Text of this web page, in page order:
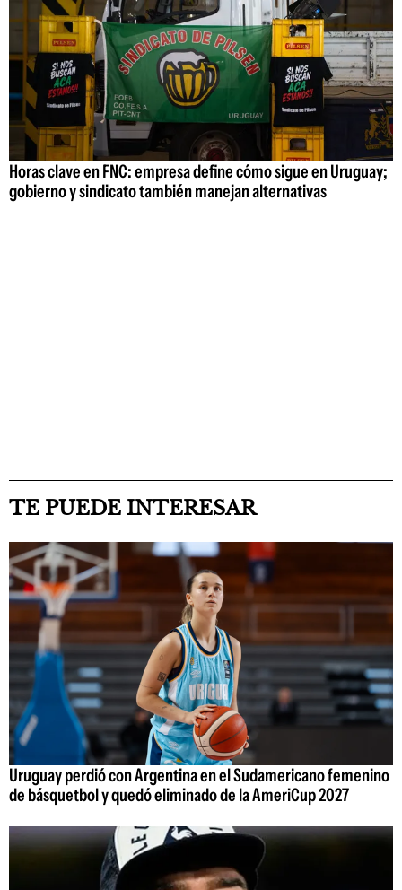
Horas clave en FNC: empresa define cómo sigue en Uruguay;
gobierno y sindicato también manejan alternativas
TE PUEDE INTERESAR
Uruguay perdió con Argentina en el Sudamericano femenino
de básquetbol y quedó eliminado de la AmeriCup 2027